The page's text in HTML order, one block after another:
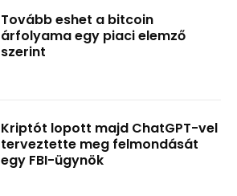
Tovább eshet a bitcoin
árfolyama egy piaci elemző
szerint
Kriptót lopott majd ChatGPT-vel
terveztette meg felmondását
egy FBI-ügynök